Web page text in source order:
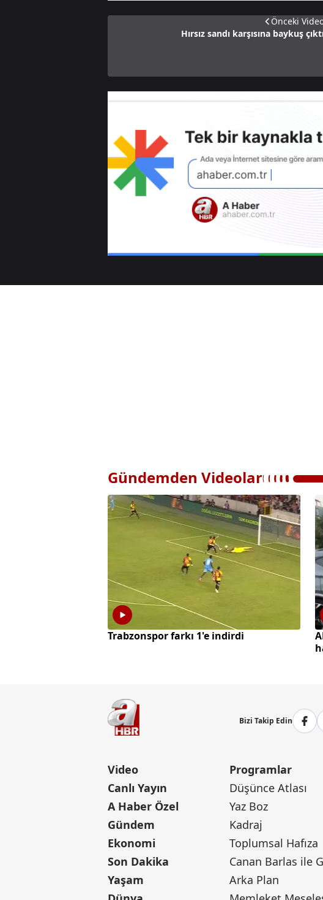
Önceki
Hırsız sandı karşısına baykuş
Gündemden Videolar
Trabzonspor farkı 1'e indirdi
Bizi Takip Edin
Video
Canlı Yayın
A Haber Özel
Gündem
Ekonomi
Son Dakika
Yaşam
Programlar
Düşünce Atlası
Yaz Boz
Kadraj
Toplumsal Hafıza
Arka Plan